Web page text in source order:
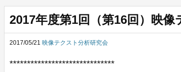
2017年度第1回（第16回）映像
2017/05/21 映像テクスト分析研究会
******************************